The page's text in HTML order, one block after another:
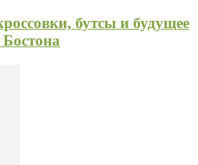
бутсы и будущее